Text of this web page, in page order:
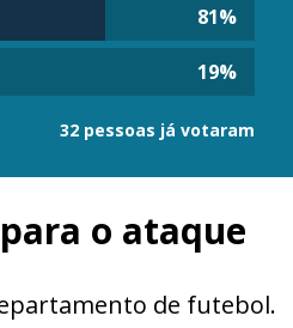
81%
19%
32 pessoas já votaram
o ataque
de futebol.